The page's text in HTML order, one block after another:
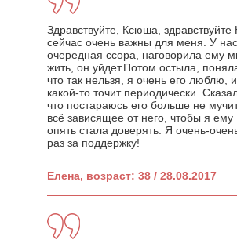
Здравствуйте, Ксюша,
сейчас очень важны для меня. У
очередная ссора, наговорила ему
жить, он уйдет.Потом остыла,
что так нельзя, я очень его
какой-то точит периодически.
что постараюсь его больше не
всё зависящее от него, чтобы я ему
опять стала доверять. Я очень-
раз за поддержку!
Елена, возраст: 38 / 28.08.2017